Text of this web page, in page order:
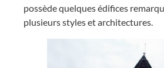
possède quelques édifices
plusieurs styles et architectures.